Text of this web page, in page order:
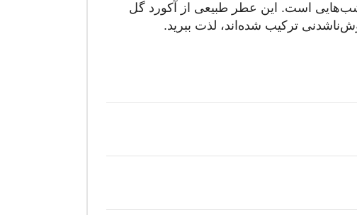
شب‌هایی است. این عطر طبیعی از آکورد گل
ترکیب شده‌اند، لذت ببرید.